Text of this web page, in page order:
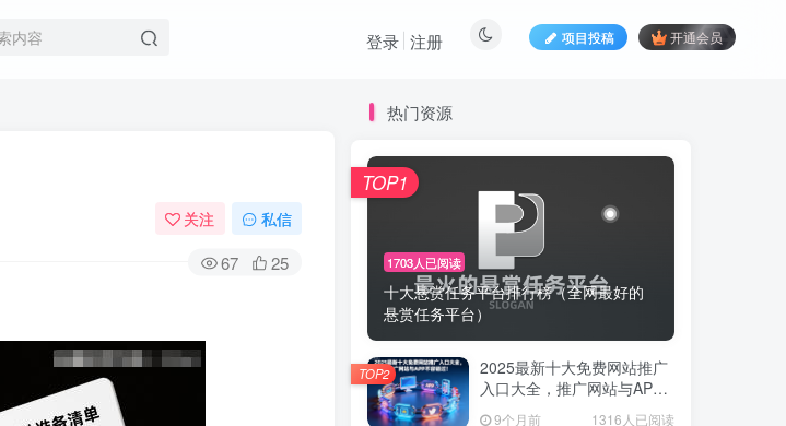
项目投稿 开通会员
登录 注册
关注 私信
67 25
热门资源
1703人已阅读
十大悬赏任务平台排行榜（全网最好的
悬赏任务平台）
TOP1
2025最新十大免费网站推广
入口大全，推广网站与APP
9个月前 1316人已阅读
TOP2
1703人已阅读
十大悬赏任务平台排行榜（全网最好的
悬赏任务平台）
TOP1
2025最新十大免费网站推广
入口大全，推广网站与APP
不容错过！
9个月前 1316人已阅读
TOP2